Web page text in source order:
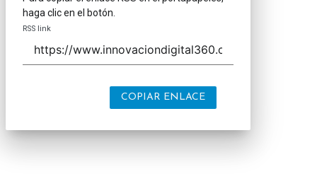
haga clic en el botón.
RSS link
COPIAR ENLACE